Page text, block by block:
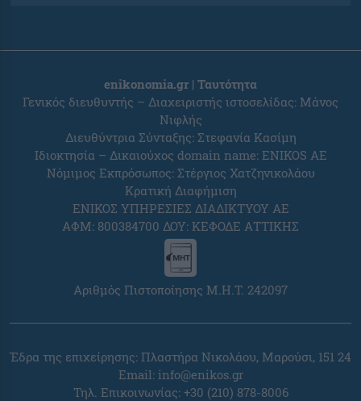
enikonomia.gr | Ταυτότητα
Γενικός διευθυντής – Διαχειριστής ιστοσελίδας: Μάνος
Νιφλής
Διευθύντρια Σύνταξης: Στεφανία Κασίμη
Ιδιοκτησία – Δικαιούχος domain name: ENIKOS AE
Νόμιμος Εκπρόσωπος: Στέργιος Χατζηνικολάου
Κρατική Διαφήμιση
ΕΝΙΚΟΣ ΥΠΗΡΕΣΙΕΣ ΔΙΑΔΙΚΤΥΟΥ ΑΕ
ΑΦΜ: 800384700 ΔΟΥ: ΚΕΦΟΔΕ ΑΤΤΙΚΗΣ
Αριθμός Πιστοποίησης Μ.Η.Τ. 242097
Έδρα της επιχείρησης: Πλαστήρα Νικολάου, Μαρούσι, 151 24
Email: info@enikos.gr
Τηλ. Επικοινωνίας: +30 (210) 878-8006